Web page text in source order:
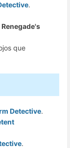
.
Renegade's
que
Detective.
.